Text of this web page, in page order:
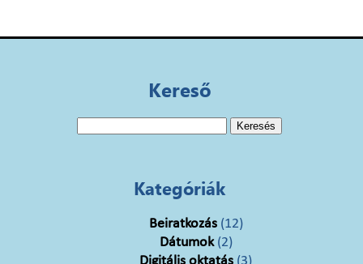
Kereső
Kategóriák
Beiratkozás(12)
Dátumok(2)